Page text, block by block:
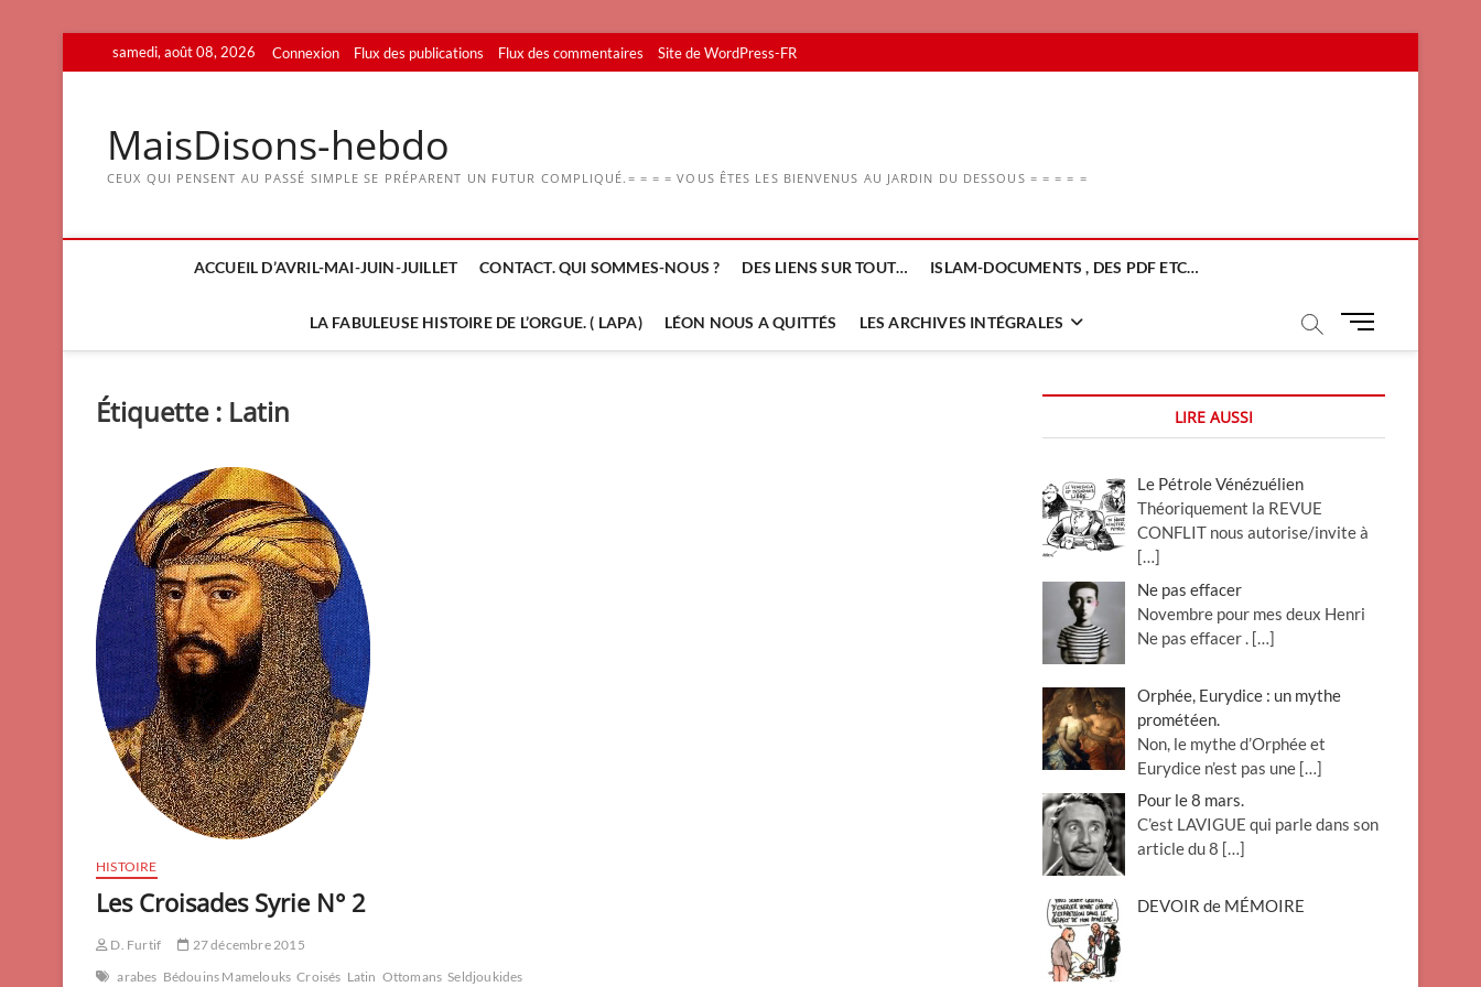
to
samedi, août 08, 2026 Connexion Flux des publications Flux des commentaires Site de WordPress-FR
MaisDisons-hebdo
CEUX QUI PENSENT AU PASSÉ SIMPLE SE PRÉPARENT UN FUTUR COMPLIQUÉ.= = = = VOUS ÊTES LES BIENVENUS AU JARDIN DU DESSOUS = = = = =
ACCUEIL D’AVRIL-MAI-JUIN-JUILLET CONTACT. QUI SOMMES-NOUS ? DES LIENS SUR TOUT… ISLAM-DOCUMENTS , DES PDF ETC…
LA FABULEUSE HISTOIRE DE L’ORGUE. ( LAPA) LÉON NOUS A QUITTÉS LES ARCHIVES INTÉGRALES
M
u
u
n
Étiquette : Latin
HISTOIRE
Les Croisades Syrie N° 2
D. Furtif
27 décembre 2015
arabes Bédouins Mamelouks Croisés Latin Ottomans Seldjoukides
LIRE AUSSI
Le Pétrole Vénézuélien
Théoriquement la REVUE
CONFLIT nous autorise/invite à
[…]
Ne pas effacer
Novembre pour mes deux Henri
Ne pas effacer . […]
Orphée, Eurydice : un mythe
prométéen.
Non, le mythe d’Orphée et
Eurydice n’est pas une […]
Pour le 8 mars.
C’est LAVIGUE qui parle dans son
article du 8 […]
DEVOIR de MÉMOIRE